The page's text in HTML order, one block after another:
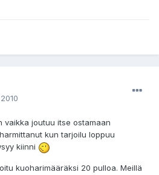
vaikka joutuu itse ostamaan
kun tarjoilu loppuu
kiinni
kuoharimääräksi 20 pulloa. Meillä